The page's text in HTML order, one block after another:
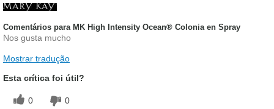
Comentários para MK High Intensity Ocean® Colonia en Spray
Nos gusta mucho
Mostrar tradução
Esta crítica foi útil?
0 0